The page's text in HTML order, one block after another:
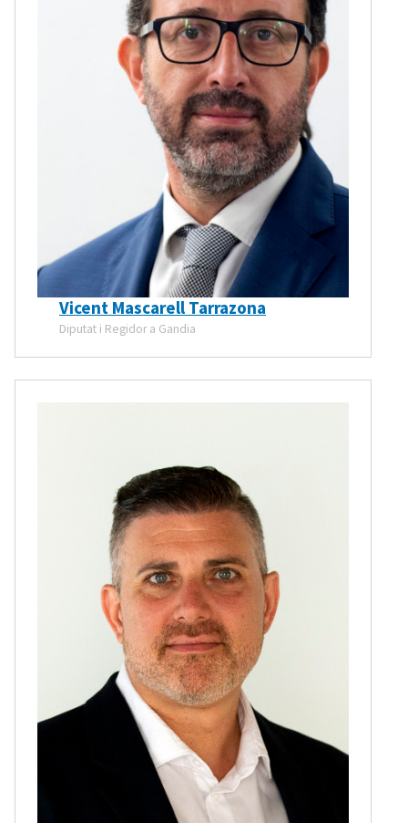
Vicent Mascarell Tarrazona
Diputat i Regidor a Gandia